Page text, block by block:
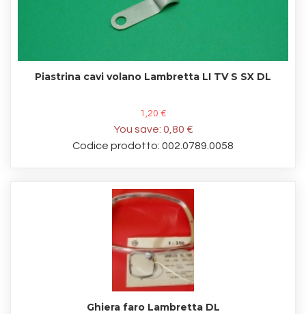
Piastrina cavi volano Lambretta LI TV S SX DL
1,20 €
You save: 0,80 €
Codice prodotto: 002.0789.0058
Ghiera faro Lambretta DL